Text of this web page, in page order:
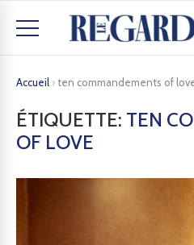
Accueil ›ten commandements of
ÉTIQUETTE: TEN
OF LOVE